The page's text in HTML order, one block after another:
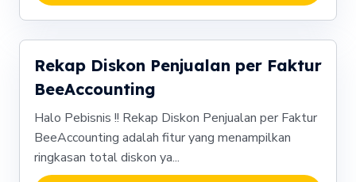
Rekap Diskon Penjualan per Faktur
BeeAccounting
Halo Pebisnis !! Rekap Diskon Penjualan per Faktur
BeeAccounting adalah fitur yang menampilkan
ringkasan total diskon ya...